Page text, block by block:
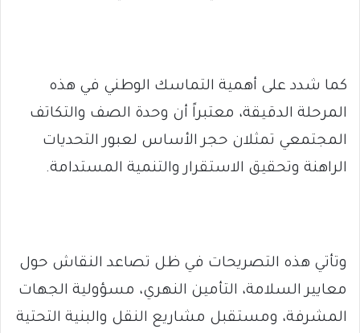
كما شدد على أهمية التماسك الوطني في هذه
المرحلة الدقيقة، معتبراً أن وحدة الصف والتكاتف
المجتمعي تمثلان حجر الأساس لعبور التحديات
الراهنة وتحقيق الاستقرار والتنمية المستدامة.
وتأتي هذه التصريحات في ظل تصاعد النقاش حول
معايير السلامة، التأمين النهري، مسؤولية الجهات
المشرفة، ومستقبل مشاريع النقل والبنية التحتية